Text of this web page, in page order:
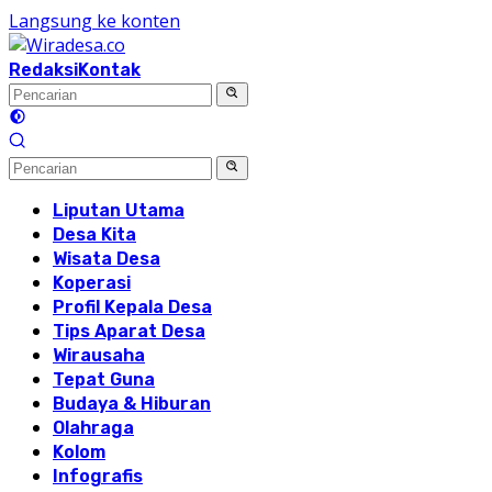
Langsung ke konten
RedaksiKontak
Liputan Utama
Desa Kita
Wisata Desa
Koperasi
Profil Kepala Desa
Tips Aparat Desa
Wirausaha
Tepat Guna
Budaya & Hiburan
Olahraga
Kolom
Infografis